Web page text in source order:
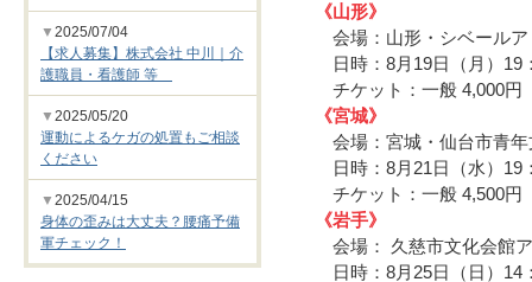
《山形》
会場：山形・シベール
日時：8月19日（月）
チケット：一般 4,000円
《宮城》
会場：宮城・仙台市青年
日時：8月21日（水）19
チケット：一般 4,500円
《岩手》
会場： 久慈市文化会館
日時：8月25日（日）14
▼ 2025/07/04
【求人募集】株式会社 中川｜介
護職員・看護師 等
▼ 2025/05/20
運動によるケガの処置もご相談
ください
▼ 2025/04/15
身体の歪みは大丈夫？腰痛予備
軍チェック！